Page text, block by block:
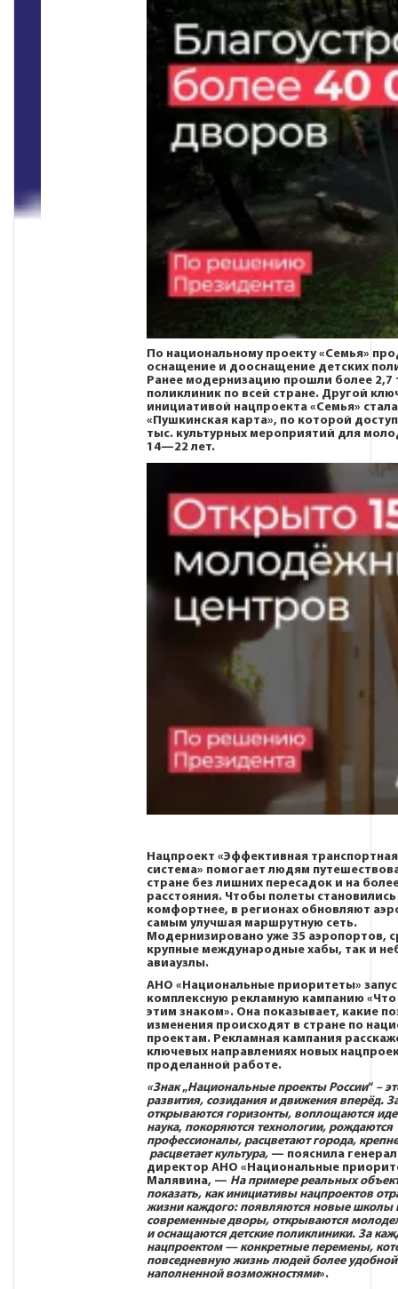
По национальному проекту «Семья»
оснащение и дооснащение детских
Ранее модернизацию прошли более 2,7
поликлиник по всей стране. Другой
инициативой нацпроекта «Семья»
«Пушкинская карта», по которой
тыс. культурных мероприятий для
14—22 лет.
Нацпроект «Эффективная транспортная
система» помогает людям
стране без лишних пересадок и на
расстояния. Чтобы полеты
комфортнее, в регионах обновляют
самым улучшая маршрутную сеть.
Модернизировано уже 35 аэропортов,
крупные международные хабы, так и
авиаузлы.
АНО «Национальные приоритеты»
комплексную рекламную кампанию «Что
этим знаком». Она показывает, какие
изменения происходят в стране по
проектам. Рекламная кампания
ключевых направлениях новых
проделанной работе.
«Знак„Национальные проекты России“–
развития, созидания и движения вперёд.
открываются горизонты, воплощаются
наука, покоряются технологии, рождаются
профессионалы, расцветают города,
расцветает культура, — пояснила
директор АНО «Национальные
Малявина, — На примере реальных
показать, как инициативы нацпроектов
жизни каждого: появляются новые школы
современные дворы, открываются
и оснащаются детские поликлиники. За
нацпроектом — конкретные перемены,
повседневную жизнь людей более
наполненной возможностями».